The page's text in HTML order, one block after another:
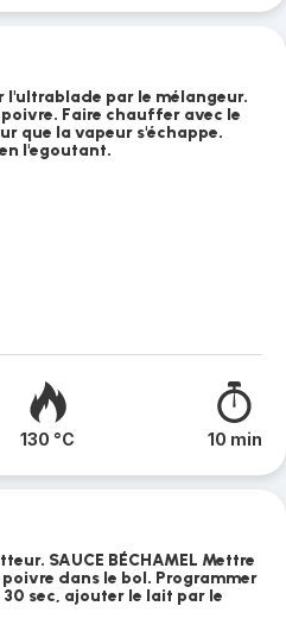
l'ultrablade par le mélangeur.
Faire chauffer avec le
que la vapeur s'échappe.
l'egoutant.
130 °C 10 min
SAUCE BÉCHAMEL Mettre
dans le bol. Programmer
sec, ajouter le lait par le